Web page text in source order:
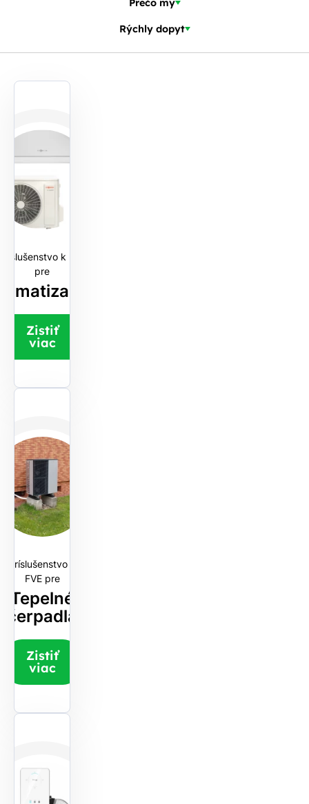
Prečo my
Rýchly dopyt
k FVE
pre
Zistiť
viac
Príslušenstvo k
FVE pre
Tepelné
čerpadlá
Zistiť
viac